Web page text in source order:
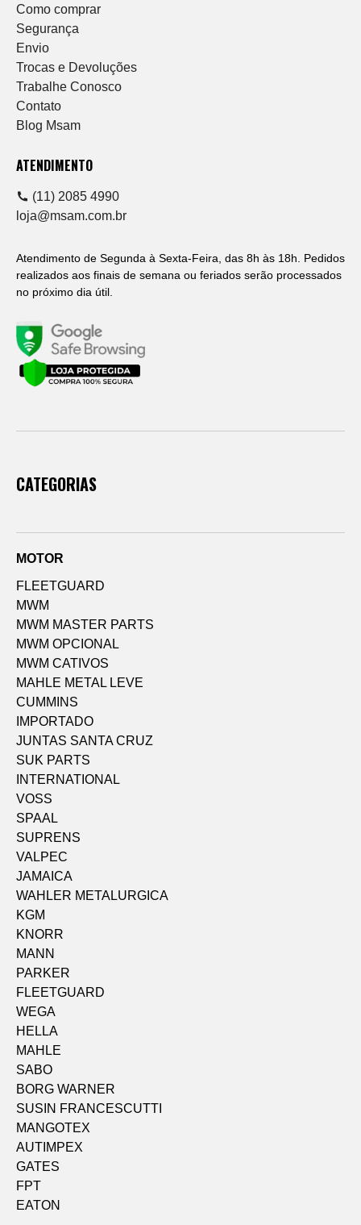
Como comprar
Segurança
Envio
Trocas e Devoluções
Trabalhe Conosco
Contato
Blog Msam
ATENDIMENTO
(11) 2085 4990
loja@msam.com.br
Atendimento de Segunda à Sexta-Feira, das 8h às 18h. Pedidos
realizados aos finais de semana ou feriados serão processados
no próximo dia útil.
CATEGORIAS
MOTOR
FLEETGUARD
MWM
MWM MASTER PARTS
MWM OPCIONAL
MWM CATIVOS
MAHLE METAL LEVE
CUMMINS
IMPORTADO
JUNTAS SANTA CRUZ
SUK PARTS
INTERNATIONAL
VOSS
SPAAL
SUPRENS
VALPEC
JAMAICA
WAHLER METALURGICA
KGM
KNORR
MANN
PARKER
FLEETGUARD
WEGA
HELLA
MAHLE
SABO
BORG WARNER
SUSIN FRANCESCUTTI
MANGOTEX
AUTIMPEX
GATES
FPT
EATON